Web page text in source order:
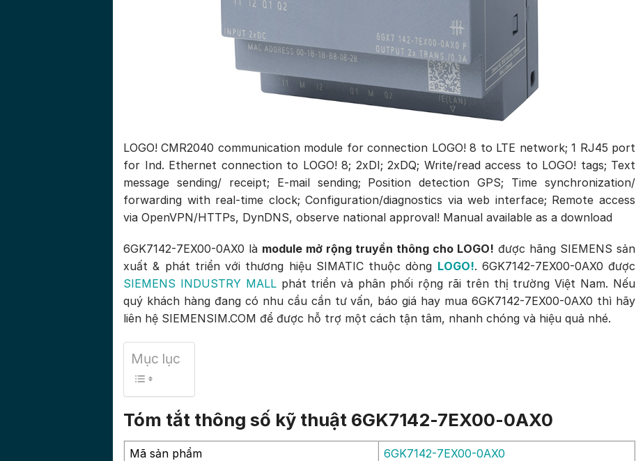
LOGO! CMR2040 communication module for connection LOGO! 8 to LTE network; 1 RJ45 port
for Ind. Ethernet connection to LOGO! 8; 2xDI; 2xDQ; Write/read access to LOGO! tags; Text
message sending/ receipt; E-mail sending; Position detection GPS; Time synchronization/
forwarding with real-time clock; Configuration/diagnostics via web interface; Remote access
via OpenVPN/HTTPs, DynDNS, observe national approval! Manual available as a download
6GK7142-7EX00-0AX0 là module mở rộng truyền thông cho LOGO! được hãng SIEMENS sản
xuất & phát triển với thương hiệu SIMATIC thuộc dòng LOGO!. 6GK7142-7EX00-0AX0 được
SIEMENS INDUSTRY MALLphát triển và phân phối rộng rãi trên thị trường Việt Nam. Nếu
quý khách hàng đang có nhu cầu cần tư vấn, báo giá hay mua 6GK7142-7EX00-0AX0 thì hãy
liên hệ SIEMENSIM.COM để được hỗ trợ một cách tận tâm, nhanh chóng và hiệu quả nhé.
Mục lục
Tóm tắt thông số kỹ thuật 6GK7142-7EX00-0AX0
Mã sản phẩm
6GK7142-7EX00-0AX0